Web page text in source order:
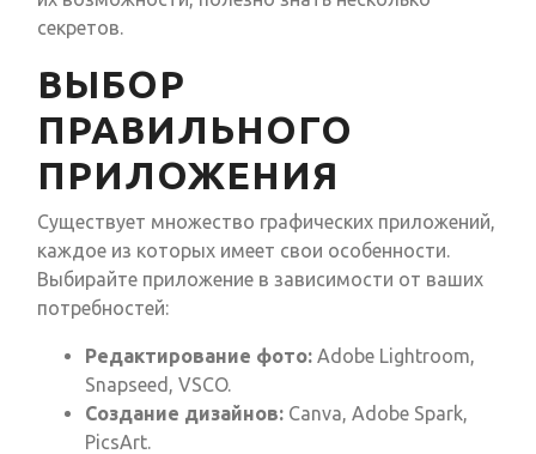
секретов.
ВЫБОР
ПРАВИЛЬНОГО
ПРИЛОЖЕНИЯ
Существует множество графических приложений,
каждое из которых имеет свои особенности.
Выбирайте приложение в зависимости от ваших
потребностей:
Редактирование фото: Adobe Lightroom,
Snapseed, VSCO.
Создание дизайнов: Canva, Adobe Spark,
PicsArt.